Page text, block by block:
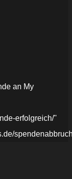
an My
erfolgreich/"